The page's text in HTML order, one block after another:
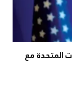
المتحدة مع